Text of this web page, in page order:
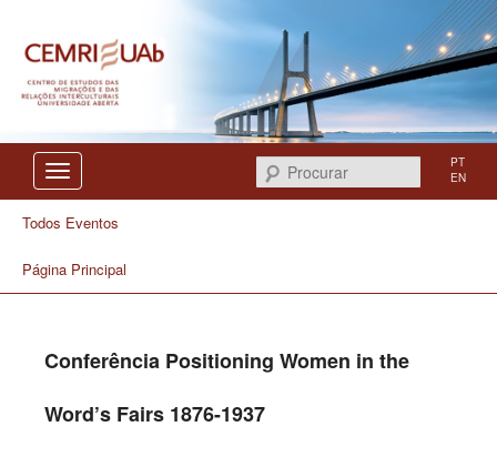
CEMRI
Procurar
PT
EN
Todos Eventos
Página Principal
Conferência Positioning Women in the
Word’s Fairs 1876-1937